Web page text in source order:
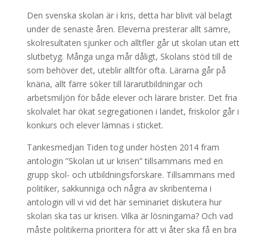
Den svenska skolan är i kris, detta har blivit väl belagt
under de senaste åren. Eleverna presterar allt sämre,
skolresultaten sjunker och alltfler går ut skolan utan ett
slutbetyg. Många unga mår dåligt, Skolans stöd till de
som behöver det, uteblir alltför ofta. Lärarna går på
knäna, allt färre söker till lärarutbildningar och
arbetsmiljön för både elever och lärare brister. Det fria
skolvalet har ökat segregationen i landet, friskolor går i
konkurs och elever lämnas i sticket.
Tankesmedjan Tiden tog under hösten 2014 fram
antologin ”Skolan ut ur krisen” tillsammans med en
grupp skol- och utbildningsforskare. Tillsammans med
politiker, sakkunniga och några av skribenterna i
antologin vill vi vid det här seminariet diskutera hur
skolan ska tas ur krisen. Vilka är lösningarna? Och vad
måste politikerna prioritera för att vi åter ska få en bra